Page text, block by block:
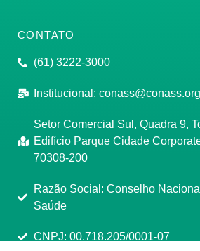
CONTATO
(61) 3222-3000
Institucional:
Setor Comercial Sul, Quadra 9,
Edifício Parque Cidade
70308-200
Razão Social: Conselho
Saúde
CNPJ: 00.718.205/0001-07